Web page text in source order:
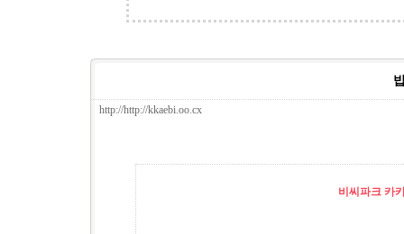
http://http://kkaebi.oo.cx
비씨파크 카